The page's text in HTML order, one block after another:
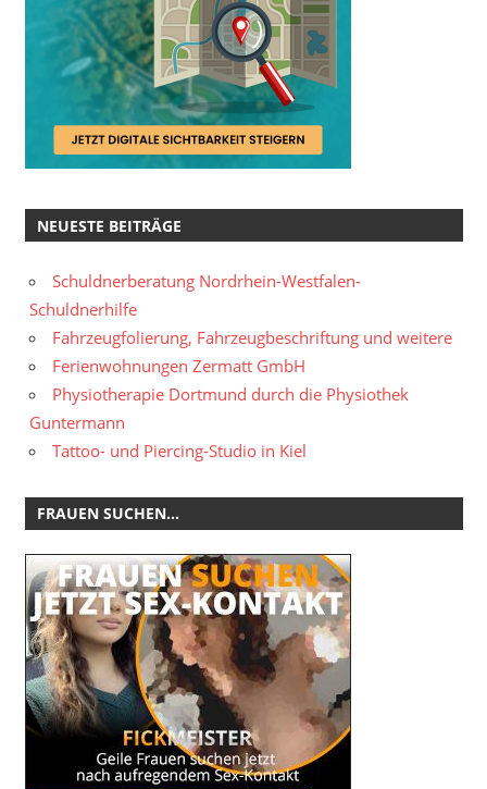
NEUESTE BEITRÄGE
Schuldnerberatung Nordrhein-Westfalen-
Schuldnerhilfe
Fahrzeugfolierung, Fahrzeugbeschriftung und weitere
Ferienwohnungen Zermatt GmbH
Physiotherapie Dortmund durch die Physiothek
Guntermann
Tattoo- und Piercing-Studio in Kiel
FRAUEN SUCHEN…